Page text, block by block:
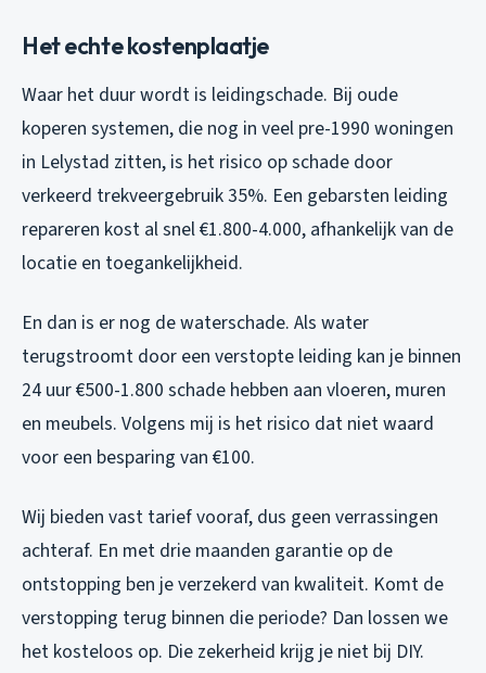
Het echte kostenplaatje
Waar het duur wordt is leidingschade. Bij oude
koperen systemen, die nog in veel pre-1990 woningen
in Lelystad zitten, is het risico op schade door
verkeerd trekveergebruik 35%. Een gebarsten leiding
repareren kost al snel €1.800-4.000, afhankelijk van de
locatie en toegankelijkheid.
En dan is er nog de waterschade. Als water
terugstroomt door een verstopte leiding kan je binnen
24 uur €500-1.800 schade hebben aan vloeren, muren
en meubels. Volgens mij is het risico dat niet waard
voor een besparing van €100.
Wij bieden vast tarief vooraf, dus geen verrassingen
achteraf. En met drie maanden garantie op de
ontstopping ben je verzekerd van kwaliteit. Komt de
verstopping terug binnen die periode? Dan lossen we
het kosteloos op. Die zekerheid krijg je niet bij DIY.